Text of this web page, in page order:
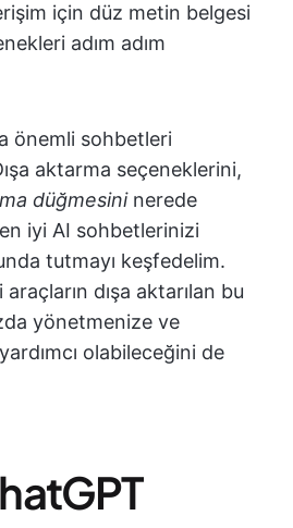
için düz metin belgesi
adım adım
önemli sohbetleri
aktarma seçeneklerini,
düğmesininerede
iyi AI sohbetlerinizi
tutmayı keşfedelim.
araçların dışa aktarılan bu
yönetmenize ve
olabileceğini de